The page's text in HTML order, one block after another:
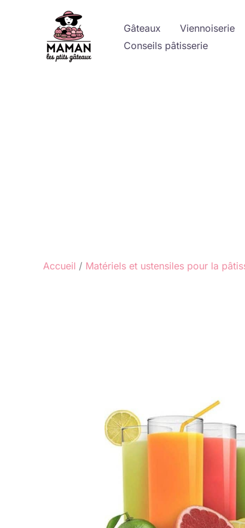
Gâteaux Viennoiserie
Conseils pâtisserie
Accueil Matériels et ustensiles pour la